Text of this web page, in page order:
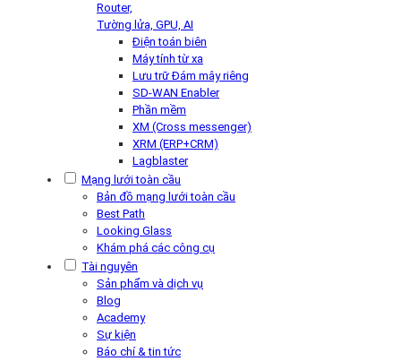
Router,
Tường lửa, GPU, AI
Điện toán biên
Máy tính từ xa
Lưu trữ Đám mây riêng
SD-WAN Enabler
Phần mềm
XM (Cross messenger)
XRM (ERP+CRM)
Lagblaster
Mạng lưới toàn cầu
Bản đồ mạng lưới toàn cầu
Best Path
Looking Glass
Khám phá các công cụ
Tài nguyên
Sản phẩm và dịch vụ
Blog
Academy
Sự kiện
Báo chí & tin tức